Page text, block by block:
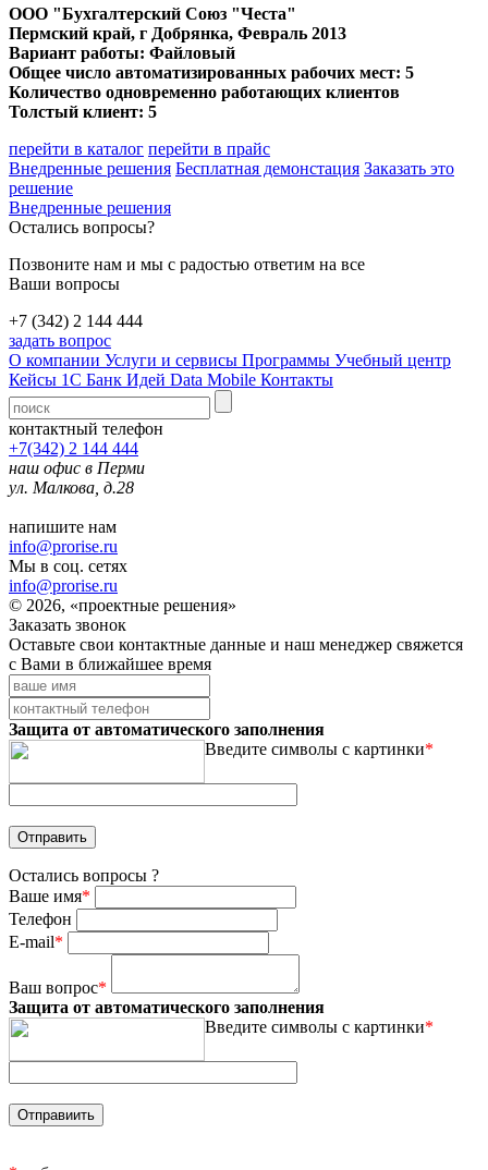
ООО "Бухгалтерский Союз "Честа"
Пермский край, г Добрянка, Февраль 2013
Вариант работы: Файловый
Общее число автоматизированных рабочих мест: 5
Количество одновременно работающих клиентов
Толстый клиент: 5
перейти в каталог перейти в прайс
Внедренные решения Бесплатная демонстация Заказать это
решение
Внедренные решения
Остались вопросы?
Позвоните нам и мы с радостью ответим на все
Ваши вопросы
+7 (342) 2 144 444
задать вопрос
О компании Услуги и сервисы Программы Учебный центр
Кейсы 1С Банк Идей Data Mobile Контакты
контактный телефон
+7(342) 2 144 444
наш офис в Перми
ул. Малкова, д.28
напишите нам
info@prorise.ru
Мы в соц. сетях
info@prorise.ru
© 2026, «проектные решения»
Заказать звонок
Оставьте свои контактные данные и наш менеджер свяжется
с Вами в ближайшее время
Защита от автоматического заполнения
Введите символы с картинки*
Остались вопросы ?
Ваше имя*
Телефон
E-mail*
Ваш вопрос*
Защита от автоматического заполнения
Введите символы с картинки*